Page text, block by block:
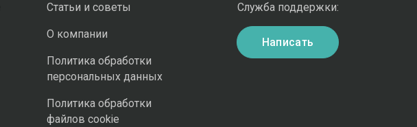
Статьи и советы
О компании
Политика обработки
персональных данных
Политика обработки
файлов cookie
Служба поддержки:
Написать